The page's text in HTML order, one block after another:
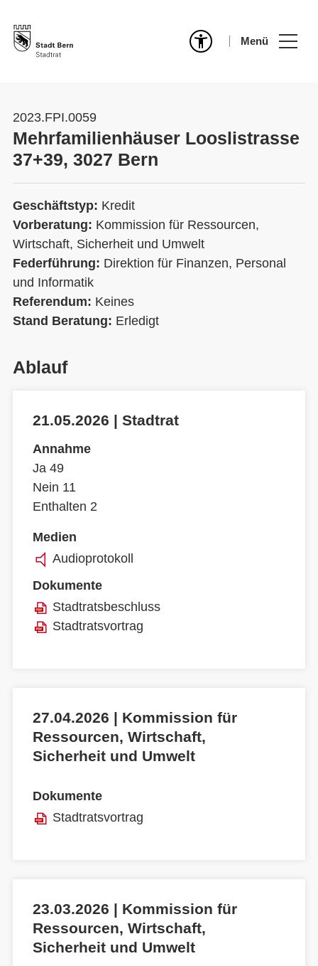
Menü
2023.FPI.0059
Mehrfamilienhäuser Looslistrasse
37+39, 3027 Bern
Geschäftstyp: Kredit
Vorberatung: Kommission für Ressourcen,
Wirtschaft, Sicherheit und Umwelt
Federführung: Direktion für Finanzen, Personal
und Informatik
Referendum: Keines
Stand Beratung: Erledigt
Ablauf
21.05.2026 | Stadtrat
Annahme
Ja 49
Nein 11
Enthalten 2
Medien
Audioprotokoll
Dokumente
Stadtratsbeschluss
Stadtratsvortrag
27.04.2026 | Kommission für
Ressourcen, Wirtschaft,
Sicherheit und Umwelt
Dokumente
Stadtratsvortrag
23.03.2026 | Kommission für
Ressourcen, Wirtschaft,
Sicherheit und Umwelt